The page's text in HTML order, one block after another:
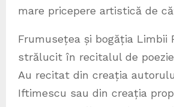
mare pricepere artistică de
Frumusețea și bogăția Limbii
strălucit în recitalul de
Au recitat din creația
Iftimescu sau din creația